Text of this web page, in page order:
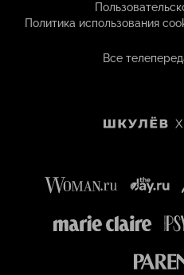
Политика использования
Все